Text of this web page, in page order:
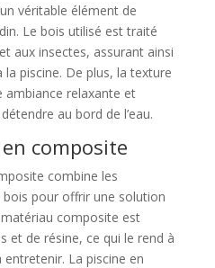
véritable élément de
Le bois utilisé est traité
aux insectes, assurant ainsi
piscine. De plus, la texture
ambiance relaxante et
au bord de l’eau.
composite
combine les
bois pour offrir une solution
composite est
et de résine, ce qui le rend à
La piscine en